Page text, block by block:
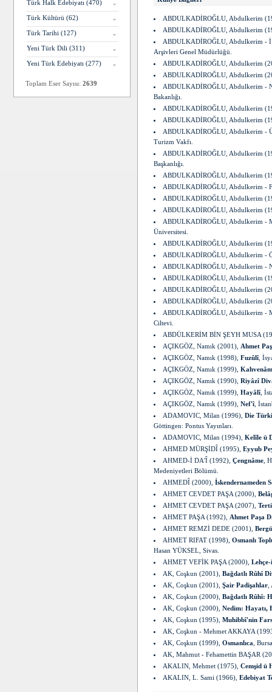
Türk Halk Edebiyatı (470)
Türk Kültürü (62)
Türk Tarihi (127)
Yeni Türk Dili (311)
Yeni Türk Edebiyatı (277)
Toplam Eser Sayısı: 2639
ABDULKADİROĞLU, Abdulkerim
ABDULKADİROĞLU, Abdulkerim
ABDULKADİROĞLU, Abdulkerim -
Arşivleri Genel Müdürlüğü.
ABDULKADİROĞLU, Abdulkerim
ABDULKADİROĞLU, Abdulkerim
ABDULKADİROĞLU, Abdulkerim -
Bakanlığı.
ABDULKADİROĞLU, Abdulkerim
ABDULKADİROĞLU, Abdulkerim
ABDULKADİROĞLU, Abdulkerim -
Turizm Vakfı.
ABDULKADİROĞLU, Abdulkerim
Başkanlığı.
ABDULKADİROĞLU, Abdulkerim
ABDULKADİROĞLU, Abdulkerim -
ABDULKADİROĞLU, Abdulkerim
ABDULKADİROĞLU, Abdulkerim
ABDULKADİROĞLU, Abdulkerim -
Üniversitesi.
ABDULKADİROĞLU, Abdulkerim
ABDULKADİROĞLU, Abdulkerim -
ABDULKADİROĞLU, Abdulkerim -
ABDULKADİROĞLU, Abdulkerim
ABDULKADİROĞLU, Abdulkerim
ABDULKADİROĞLU, Abdulkerim
ABDULKADİROĞLU, Abdülkerim -
Ciltevi.
ABDÜLKERİM BİN ŞEYH MUSA
AÇIKGÖZ, Namık (2001), Ahmet
AÇIKGÖZ, Namık (1998), Fuzûlî,
AÇIKGÖZ, Namık (1999),
AÇIKGÖZ, Namık (1990), Riyâzî
AÇIKGÖZ, Namık (1999), Hayâlî,
AÇIKGÖZ, Namık (1999), Nef'î,
ADAMOVIC, Milan (1996), Die
Göttingen: Pontus Yayınları.
ADAMOVIC, Milan (1994), Kelîle ü
AHMED MÜRŞİDÎ (1995), Eyyub
AHMED-İ DA'Î (1992), Çengnâme,
Medeniyetleri Bölümü.
AHMEDÎ (2000), İskendernameden
AHMET CEVDET PAŞA (2000),
AHMET CEVDET PAŞA (2007),
AHMET PAŞA (1992), Ahmet Paşa
AHMET REMZİ DEDE (2001),
AHMET RIFAT (1998), Osmanlı
Hasan YÜKSEL, Sivas.
AHMET VEFİK PAŞA (2000),
AK, Coşkun (2001), Bağdatlı Rûhî
AK, Coşkun (2001), Şair Padişahlar,
AK, Coşkun (2000), Bağdatlı Rûhî:
AK, Coşkun (2000), Nedim: Hayatı,
AK, Coşkun (1995), Muhibbî'nin
AK, Coşkun - Mehmet AKKAYA
AK, Coşkun (1999), Osmanlıca ,
AK, Mahmut - Fehamettin BAŞAR
AKALIN, Mehmet (1975), Cemşid ü
AKALIN, L. Sami (1966), Edebiyat